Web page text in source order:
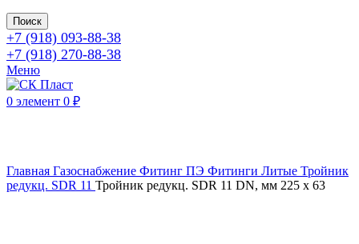
Поиск
+7 (918) 093-88-38
+7 (918) 270-88-38
Меню
0 элемент 0 ₽
Главная Газоснабжение Фитинг ПЭ Фитинги Литые Тройник
редукц. SDR 11 Тройник редукц. SDR 11 DN, мм 225 x 63